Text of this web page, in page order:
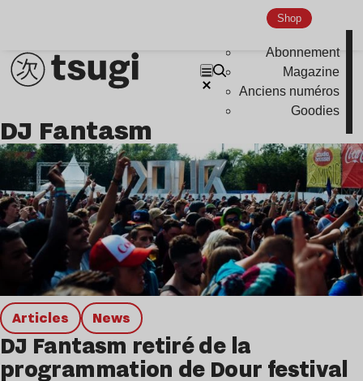
Shop
Abonnement
Magazine
Anciens numéros
Goodies
Global Club
Nu Jazz
DJ Fantasm
Articles news
DJ Fantasm retiré de la
programmation de Dour festival